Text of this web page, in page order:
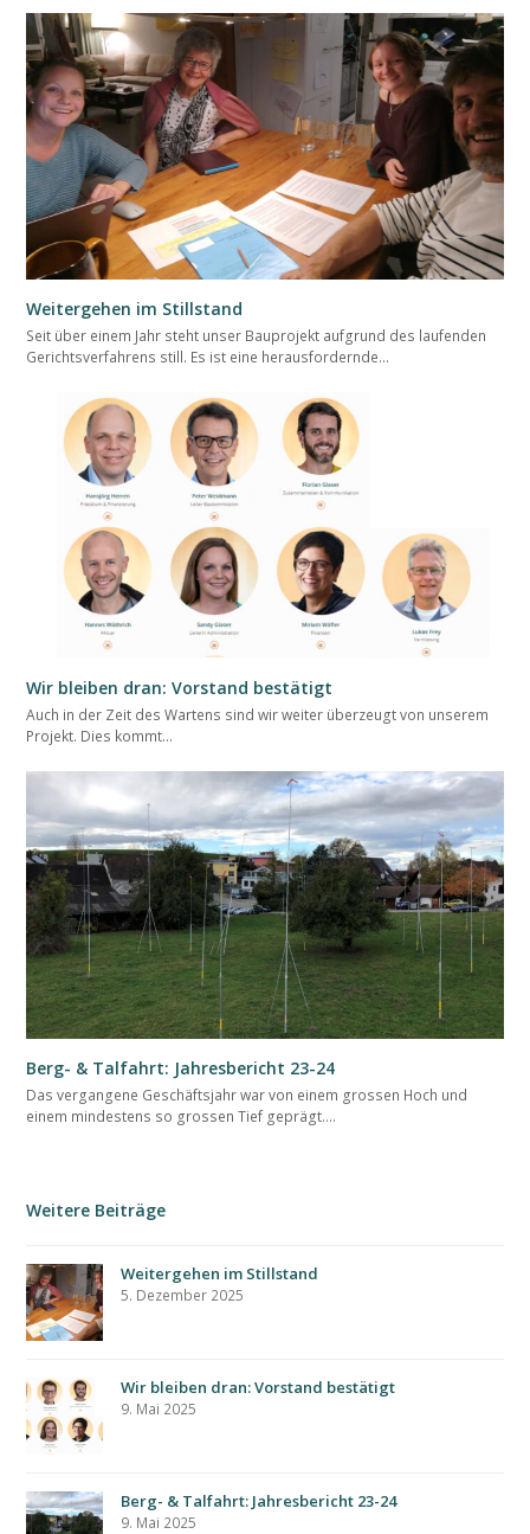
Weitergehen im Stillstand
Seit über einem Jahr steht unser Bauprojekt aufgrund des laufenden
Gerichtsverfahrens still. Es ist eine herausfordernde…
Wir bleiben dran: Vorstand bestätigt
Auch in der Zeit des Wartens sind wir weiter überzeugt von unserem
Projekt. Dies kommt…
Berg- & Talfahrt: Jahresbericht 23-24
Das vergangene Geschäftsjahr war von einem grossen Hoch und
einem mindestens so grossen Tief geprägt.…
Weitere Beiträge
Weitergehen im Stillstand
5. Dezember 2025
Wir bleiben dran: Vorstand bestätigt
9. Mai 2025
Berg- & Talfahrt: Jahresbericht 23-24
9. Mai 2025